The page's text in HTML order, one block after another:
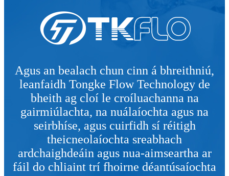
Agus an bealach chun cinn á bhreithniú,
leanfaidh Tongke Flow Technology de
bheith ag cloí le croíluachanna na
gairmiúlachta, na nuálaíochta agus na
seirbhíse, agus cuirfidh sí réitigh
theicneolaíochta sreabhach
ardchaighdeáin agus nua-aimseartha ar
fáil do chliaint trí fhoirne déantúsaíochta